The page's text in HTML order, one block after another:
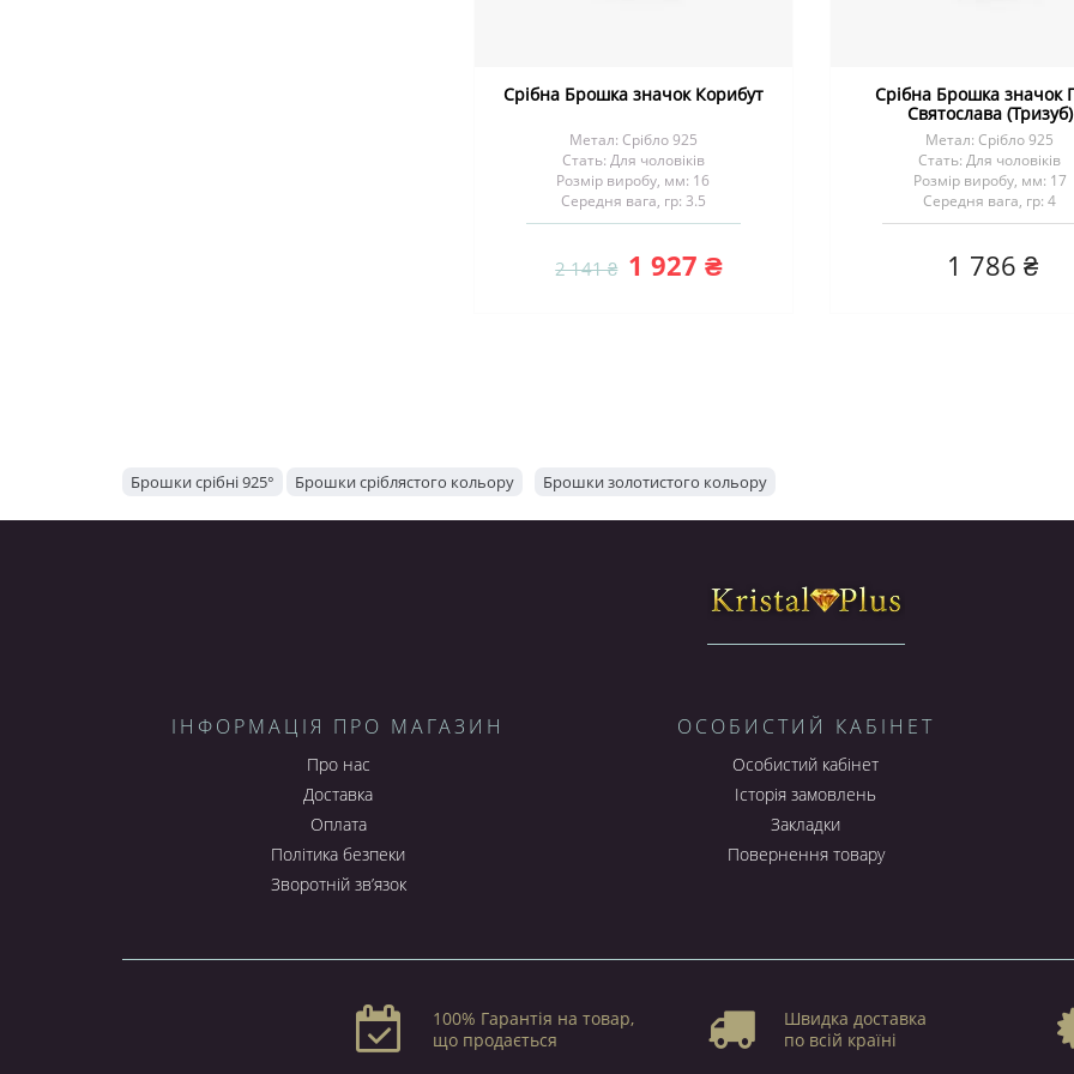
Срібна Брошка значок Корибут
Метал: Срібло 925
Стать: Для чоловіків
Розмір виробу, мм: 16
Середня вага, гр: 3.5
2 141 ₴ 1 927 ₴
Срібна Брошка значок
Святослава (Тризуб)
Метал: Срібло 925
Стать: Для чоловіків
Розмір виробу, мм: 17
Середня вага, гр: 4
1 786 ₴
Брошки срібні 925° Брошки сріблястого кольору Брошки золотистого кольору
ІНФОРМАЦІЯ ПРО МАГАЗИН
Про нас
Доставка
Оплата
Політика безпеки
Зворотній зв’язок
ОСОБИСТИЙ КАБІНЕТ
Особистий кабінет
Історія замовлень
Закладки
Повернення товару
100% Гарантія на товар,
що продається
Швидка доставка
по всій країні